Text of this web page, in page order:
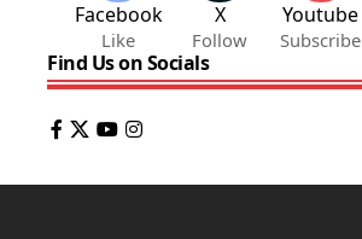
Facebook
Like
X
Follow
Youtube
Subscribe
Find Us on Socials